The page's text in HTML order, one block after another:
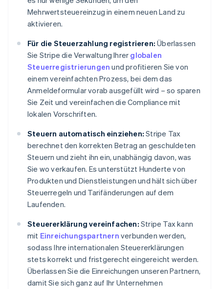
Mehrwertsteuereinzug in einem neuen Land zu
aktivieren.
Für die Steuerzahlung registrieren: Überlassen
Sie Stripe die Verwaltung Ihrer globalen
Steuerregistrierungen und profitieren Sie von
einem vereinfachten Prozess, bei dem das
Anmeldeformular vorab ausgefüllt wird – so sparen
Sie Zeit und vereinfachen die Compliance mit
lokalen Vorschriften.
Steuern automatisch einziehen: Stripe Tax
berechnet den korrekten Betrag an geschuldeten
Steuern und zieht ihn ein, unabhängig davon, was
Sie wo verkaufen. Es unterstützt Hunderte von
Produkten und Dienstleistungen und hält sich über
Steuerregeln und Tarifänderungen auf dem
Laufenden.
Steuererklärung vereinfachen: Stripe Tax kann
mit Einreichungspartnern verbunden werden,
sodass Ihre internationalen Steuererklärungen
stets korrekt und fristgerecht eingereicht werden.
Überlassen Sie die Einreichungen unseren Partnern,
damit Sie sich ganz auf Ihr Unternehmen